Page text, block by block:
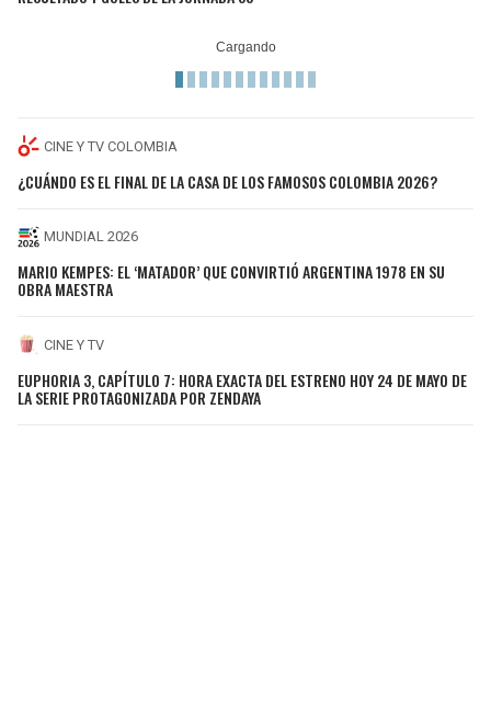
CINE Y TV COLOMBIA
¿CUÁNDO ES EL FINAL DE LA CASA DE LOS FAMOSOS COLOMBIA 2026?
MUNDIAL 2026
MARIO KEMPES: EL ‘MATADOR’ QUE CONVIRTIÓ ARGENTINA 1978 EN SU
OBRA MAESTRA
CINE Y TV
EUPHORIA 3, CAPÍTULO 7: HORA EXACTA DEL ESTRENO HOY 24 DE MAYO DE
LA SERIE PROTAGONIZADA POR ZENDAYA